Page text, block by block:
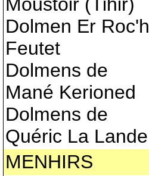
Dolmen Er Roc'h
Feutet
Dolmens de
Mané Kerioned
Dolmens de
Quéric La Lande
MENHIRS